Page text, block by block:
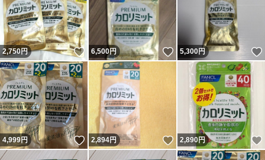
2,750円 いいね！
6,500円 いいね！
5,300円
4,999円 いいね！
2,894円 いいね！
2,890円